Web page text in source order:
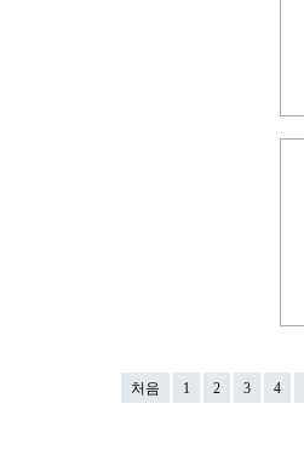
처음 1 2 3 4